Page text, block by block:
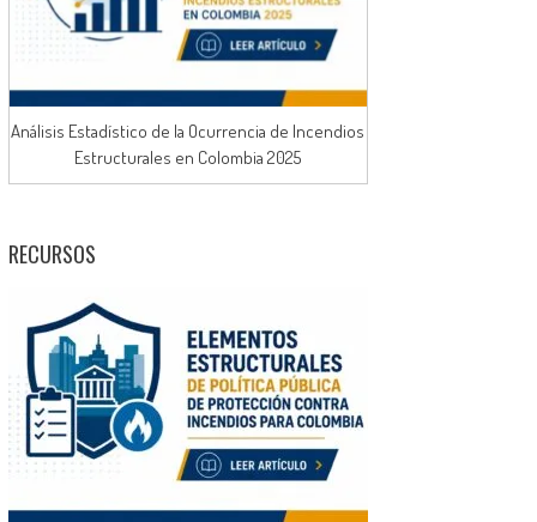
Análisis Estadístico de la Ocurrencia de Incendios
Estructurales en Colombia 2025
RECURSOS